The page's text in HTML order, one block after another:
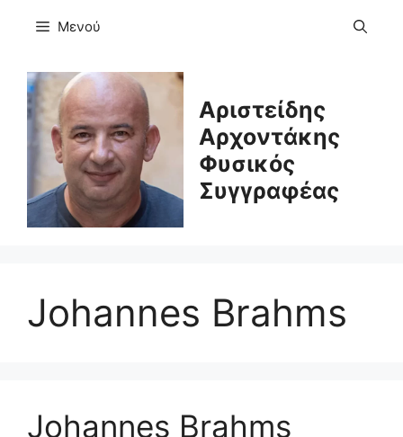
Μενού
Αριστείδης
Αρχοντάκης
Φυσικός
Συγγραφέας
Johannes Brahms
Johannes Brahms